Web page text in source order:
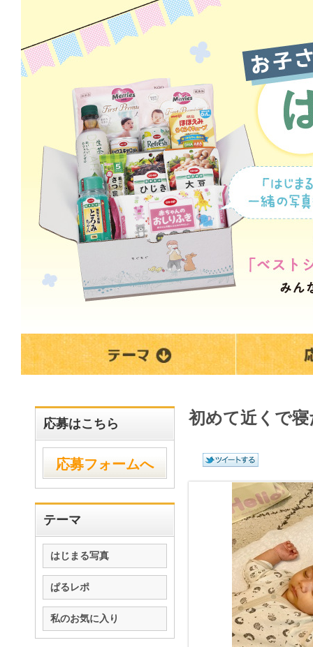
応募はこちら
応募フォームへ
テーマ
はじまる写真
ぱるレポ
私のお気に入り
初めて近くで寝